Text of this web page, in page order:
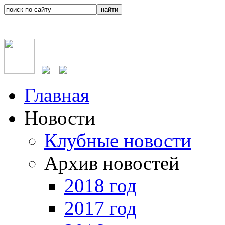
Главная
Новости
Клубные новости
Архив новостей
2018 год
2017 год